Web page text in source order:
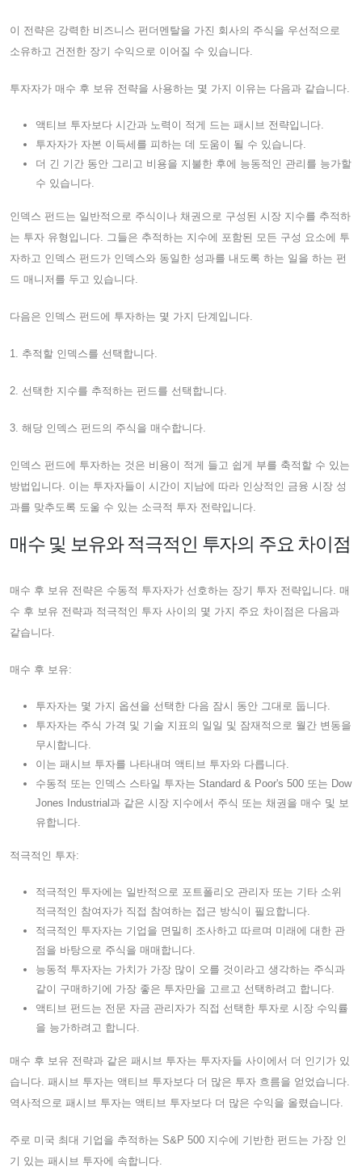
이 전략은 강력한 비즈니스 펀더멘탈을 가진 회사의 주식을 우선적으로
소유하고 건전한 장기 수익으로 이어질 수 있습니다.
투자자가 매수 후 보유 전략을 사용하는 몇 가지 이유는 다음과 같습니다.
액티브 투자보다 시간과 노력이 적게 드는 패시브 전략입니다.
투자자가 자본 이득세를 피하는 데 도움이 될 수 있습니다.
더 긴 기간 동안 그리고 비용을 지불한 후에 능동적인 관리를 능가할
수 있습니다.
인덱스 펀드는 일반적으로 주식이나 채권으로 구성된 시장 지수를 추적하
는 투자 유형입니다. 그들은 추적하는 지수에 포함된 모든 구성 요소에 투
자하고 인덱스 펀드가 인덱스와 동일한 성과를 내도록 하는 일을 하는 펀
드 매니저를 두고 있습니다.
다음은 인덱스 펀드에 투자하는 몇 가지 단계입니다.
1. 추적할 인덱스를 선택합니다.
2. 선택한 지수를 추적하는 펀드를 선택합니다.
3. 해당 인덱스 펀드의 주식을 매수합니다.
인덱스 펀드에 투자하는 것은 비용이 적게 들고 쉽게 부를 축적할 수 있는
방법입니다. 이는 투자자들이 시간이 지남에 따라 인상적인 금융 시장 성
과를 맞추도록 도울 수 있는 소극적 투자 전략입니다.
매수 및 보유와 적극적인 투자의 주요 차이점
매수 후 보유 전략은 수동적 투자자가 선호하는 장기 투자 전략입니다. 매
수 후 보유 전략과 적극적인 투자 사이의 몇 가지 주요 차이점은 다음과
같습니다.
매수 후 보유:
투자자는 몇 가지 옵션을 선택한 다음 잠시 동안 그대로 둡니다.
투자자는 주식 가격 및 기술 지표의 일일 및 잠재적으로 월간 변동을
무시합니다.
이는 패시브 투자를 나타내며 액티브 투자와 다릅니다.
수동적 또는 인덱스 스타일 투자는 Standard & Poor's 500 또는 Dow
Jones Industrial과 같은 시장 지수에서 주식 또는 채권을 매수 및 보
유합니다.
적극적인 투자:
적극적인 투자에는 일반적으로 포트폴리오 관리자 또는 기타 소위
적극적인 참여자가 직접 참여하는 접근 방식이 필요합니다.
적극적인 투자자는 기업을 면밀히 조사하고 따르며 미래에 대한 관
점을 바탕으로 주식을 매매합니다.
능동적 투자자는 가치가 가장 많이 오를 것이라고 생각하는 주식과
같이 구매하기에 가장 좋은 투자만을 고르고 선택하려고 합니다.
액티브 펀드는 전문 자금 관리자가 직접 선택한 투자로 시장 수익률
을 능가하려고 합니다.
매수 후 보유 전략과 같은 패시브 투자는 투자자들 사이에서 더 인기가 있
습니다. 패시브 투자는 액티브 투자보다 더 많은 투자 흐름을 얻었습니다.
역사적으로 패시브 투자는 액티브 투자보다 더 많은 수익을 올렸습니다.
주로 미국 최대 기업을 추적하는 S&P 500 지수에 기반한 펀드는 가장 인
기 있는 패시브 투자에 속합니다.